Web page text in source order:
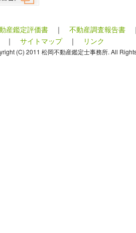
産鑑定評価書 ｜ 不動産調査報告書
｜ サイトマップ｜ リンク
(C) 2011 松岡不動産鑑定士事務所. All